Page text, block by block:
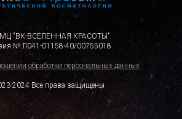
"ВК-ВСЕЛЕННАЯ КРАСОТЫ"
№ Л041-01158-40/00755018
обработки персональных данных
2024 Все права защищены